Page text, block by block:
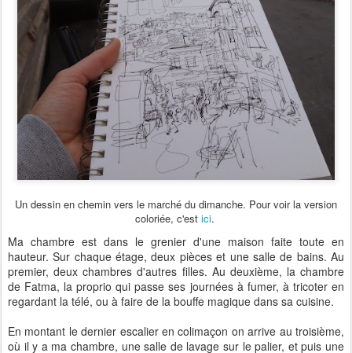
Un dessin en chemin vers le marché du dimanche. Pour voir la version
coloriée, c'est ici.
Ma chambre est dans le grenier d'une maison faite toute en
hauteur. Sur chaque étage, deux pièces et une salle de bains. Au
premier, deux chambres d'autres filles. Au deuxième, la chambre
de Fatma, la proprio qui passe ses journées à fumer, à tricoter en
regardant la télé, ou à faire de la bouffe magique dans sa cuisine.
En montant le dernier escalier en colimaçon on arrive au troisième,
où il y a ma chambre, une salle de lavage sur le palier, et puis une